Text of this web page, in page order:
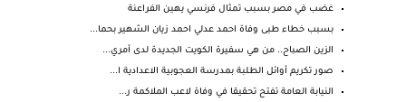
غضب في مصر بسبب تمثال فرنسي يهين الفراعنة
بسبب خطاء طبى وفاة احمد عدلي احمد زيان الشهير بحما...
الزين الصباح.. من هي سفيرة الكويت الجديدة لدى أمري...
صور تكريم أوائل الطلبة بمدرسة العجوبية الاعدادية ا...
النيابة العامة تفتح تحقيقا في وفاة لاعب الملاكمة ر...